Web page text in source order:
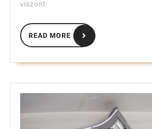
viszont
READ MORE
READ
MORE